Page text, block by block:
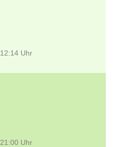
12:14 Uhr
21:00 Uhr